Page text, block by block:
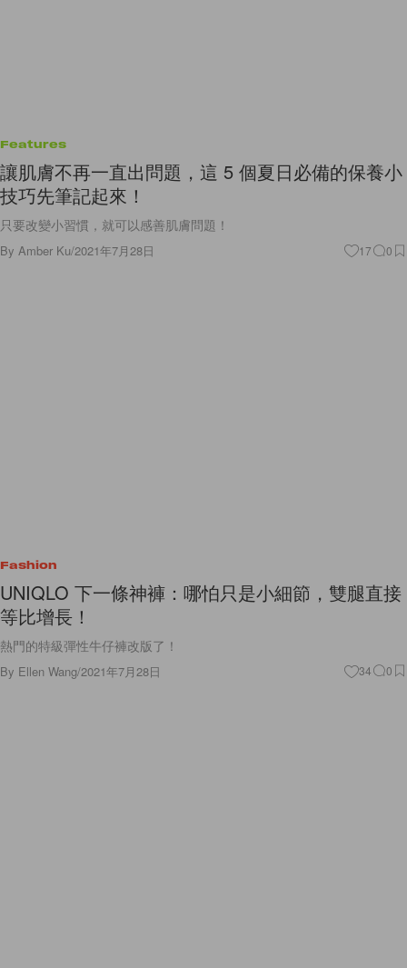
Features
讓肌膚不再一直出問題，這 5 個夏日必備的保養小
技巧先筆記起來！
只要改變小習慣，就可以感善肌膚問題！
By Amber Ku/2021年7月28日 17 0
Fashion
UNIQLO 下一條神褲：哪怕只是小細節，雙腿直接
等比增長！
熱門的特級彈性牛仔褲改版了！
By Ellen Wang/2021年7月28日 34 0